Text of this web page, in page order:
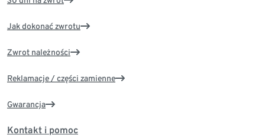
Jak dokonać zwrotu
Zwrot należności
Reklamacje / części zamienne
Gwarancja
Kontakt i pomoc